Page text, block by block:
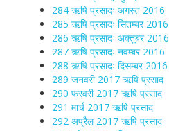
284 ऋषि प्रसादः अगस्त 2016
285 ऋषि प्रसादः सितम्बर 2016
286 ऋषि प्रसादः अक्तूबर 2016
287 ऋषि प्रसादः नवम्बर 2016
288 ऋषि प्रसादः दिसम्बर 2016
289 जनवरी 2017 ऋषि प्रसाद
290 फरवरी 2017 ऋषि प्रसाद
291 मार्च 2017 ऋषि प्रसाद
292 अप्रैल 2017 ऋषि प्रसाद